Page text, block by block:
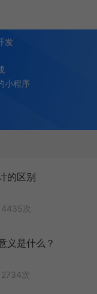
发
小程序
的区别
次
义是什么？
次